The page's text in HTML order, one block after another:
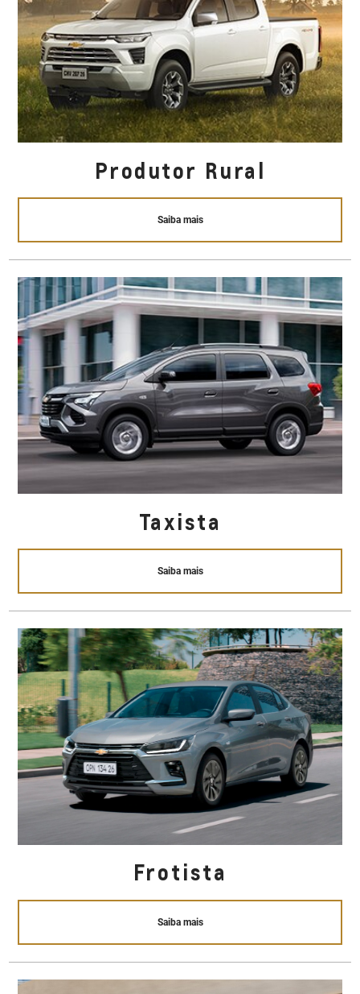
Produtor Rural
Saiba mais
Taxista
Saiba mais
Frotista
Saiba mais